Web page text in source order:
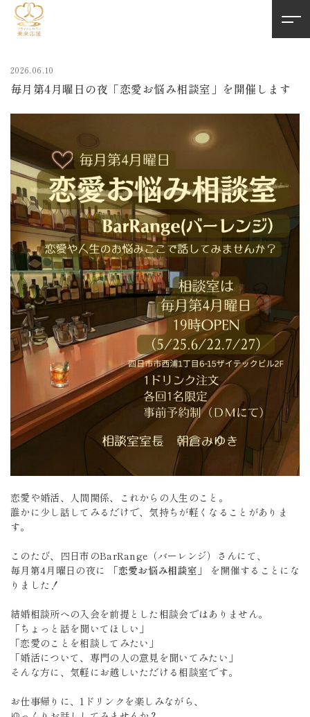
2026.06.10
毎月第4月曜日の夜「恋愛お悩み相談室」を開催します
恋愛や婚活、人間関係、これからの人生のこと。
誰かに少し話してみるだけで、気持ちが軽くなることがありま
す。
このたび、四日市のBarRange（バーレンジ）さんにて、
毎月第4月曜日の夜に
「恋愛お悩み相談室」
を開催することにな
りました！
結婚相談所への入会を前提とした相談会ではありません。
「ちょっと話を聞いてほしい」
「恋愛のことを相談してみたい」
「婚活について、専門の人の意見を聞いてみたい」
そんな方に、気軽にお越しいただける相談室です。
お仕事帰りに、1ドリンクを楽しみながら、